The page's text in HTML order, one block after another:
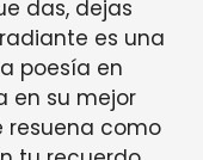
das, dejas
es una
poesía en
en su mejor
resuena como